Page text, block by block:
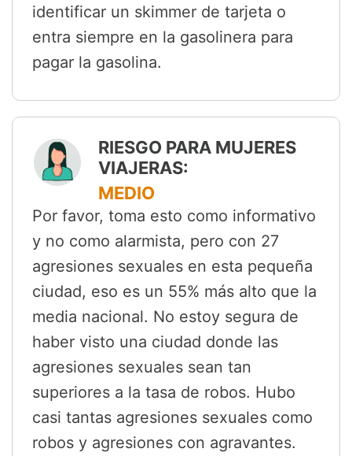
identificar un skimmer de tarjeta o
entra siempre en la gasolinera para
pagar la gasolina.
RIESGO PARA MUJERES
VIAJERAS:
MEDIO
Por favor, toma esto como informativo
y no como alarmista, pero con 27
agresiones sexuales en esta pequeña
ciudad, eso es un 55% más alto que la
media nacional. No estoy segura de
haber visto una ciudad donde las
agresiones sexuales sean tan
superiores a la tasa de robos. Hubo
casi tantas agresiones sexuales como
robos y agresiones con agravantes.